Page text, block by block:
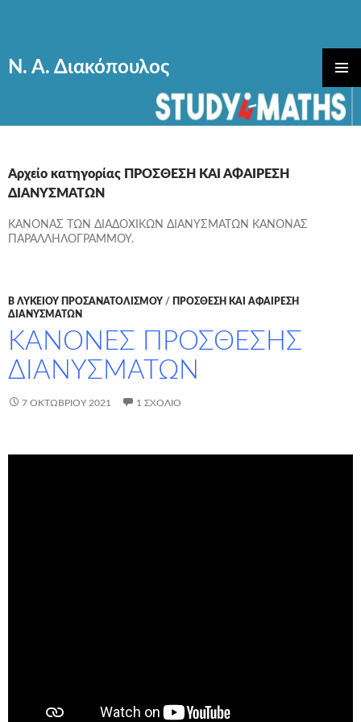
Ν. Α. Διακόπουλος
ΚΎΡΙΟ
ΜΕΝΟΎ
Αρχείο κατηγορίας ΠΡΟΣΘΕΣΗ ΚΑΙ ΑΦΑΙΡΕΣΗ
ΔΙΑΝΥΣΜΑΤΩΝ
ΚΑΝΟΝΑΣ ΤΩΝ ΔΙΑΔΟΧΙΚΩΝ ΔΙΑΝΥΣΜΑΤΩΝ ΚΑΝΟΝΑΣ
ΠΑΡΑΛΛΗΛΟΓΡΑΜΜΟΥ.
Β ΛΥΚΕΙΟΥ ΠΡΟΣΑΝΑΤΟΛΙΣΜΟΥ / ΠΡΟΣΘΕΣΗ ΚΑΙ ΑΦΑΙΡΕΣΗ
ΔΙΑΝΥΣΜΑΤΩΝ
ΚΑΝΟΝΕΣ ΠΡΟΣΘΕΣΗΣ
ΔΙΑΝΥΣΜΑΤΩΝ
7 ΟΚΤΩΒΡΊΟΥ 2021 1 ΣΧΌΛΙΟ